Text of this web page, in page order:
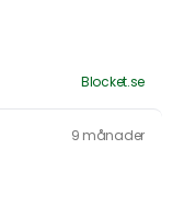
Blocket.se
9 månader